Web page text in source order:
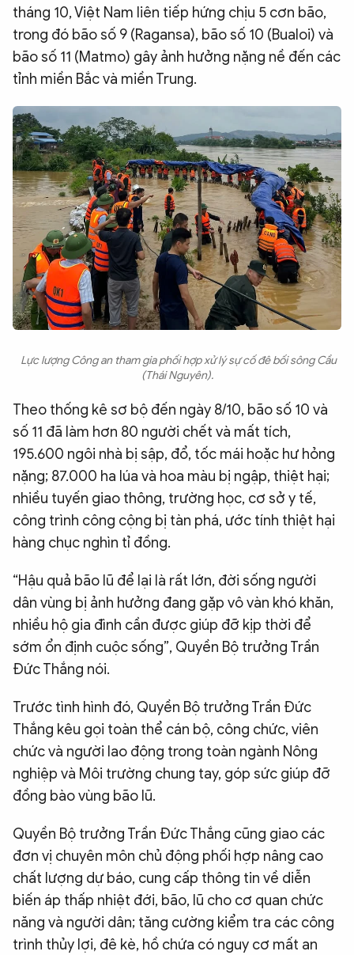
tháng 10, Việt Nam liên tiếp hứng chịu 5 cơn bão,
trong đó bão số 9 (Ragansa), bão số 10 (Bualoi) và
bão số 11 (Matmo) gây ảnh hưởng nặng nề đến các
tỉnh miền Bắc và miền Trung.
Lực lượng Công an tham gia phối hợp xử lý sự cố đê bối sông Cầu
(Thái Nguyên).
Theo thống kê sơ bộ đến ngày 8/10, bão số 10 và
số 11 đã làm hơn 80 người chết và mất tích,
195.600 ngôi nhà bị sập, đổ, tốc mái hoặc hư hỏng
nặng; 87.000 ha lúa và hoa màu bị ngập, thiệt hại;
nhiều tuyến giao thông, trường học, cơ sở y tế,
công trình công cộng bị tàn phá, ước tính thiệt hại
hàng chục nghìn tỉ đồng.
“Hậu quả bão lũ để lại là rất lớn, đời sống người
dân vùng bị ảnh hưởng đang gặp vô vàn khó khăn,
nhiều hộ gia đình cần được giúp đỡ kịp thời để
sớm ổn định cuộc sống”, Quyền Bộ trưởng Trần
Đức Thắng nói.
Trước tình hình đó, Quyền Bộ trưởng Trần Đức
Thắng kêu gọi toàn thể cán bộ, công chức, viên
chức và người lao động trong toàn ngành Nông
nghiệp và Môi trường chung tay, góp sức giúp đỡ
đồng bào vùng bão lũ.
Quyền Bộ trưởng Trần Đức Thắng cũng giao các
đơn vị chuyên môn chủ động phối hợp nâng cao
chất lượng dự báo, cung cấp thông tin về diễn
biến áp thấp nhiệt đới, bão, lũ cho cơ quan chức
năng và người dân; tăng cường kiểm tra các công
trình thủy lợi, đê kè, hồ chứa có nguy cơ mất an